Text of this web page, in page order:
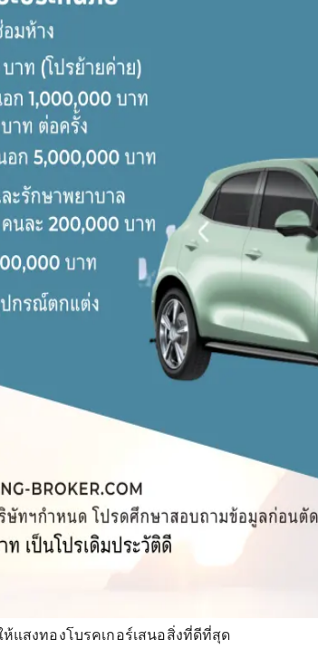
ห้แสงทองโบรคเกอร์เสนอสิ่งที่ดีที่สุด